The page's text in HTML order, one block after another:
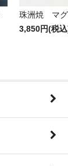
珠洲焼 マグ
3,850円(税